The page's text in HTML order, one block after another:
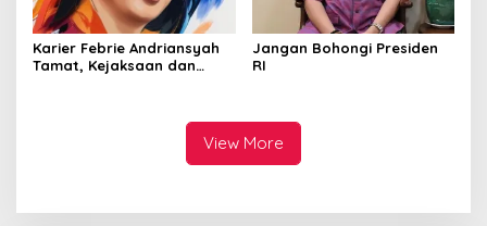
Karier Febrie Andriansyah
Tamat, Kejaksaan dan
Jangan Bohongi Presiden
RI
View More